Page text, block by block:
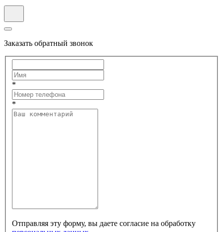
Заказать обратный звонок
*
*
Отправляя эту форму, вы даете согласие на обработку